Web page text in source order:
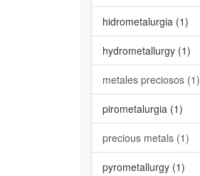
hidrometalurgia (1)
hydrometallurgy (1)
metales preciosos (1)
pirometalurgia (1)
precious metals (1)
pyrometallurgy (1)